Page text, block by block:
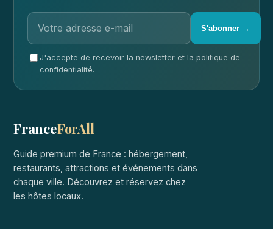
S'abonner →
J'accepte de recevoir la newsletter et la politique de
confidentialité.
FranceForAll
Guide premium de France : hébergement,
restaurants, attractions et événements dans
chaque ville. Découvrez et réservez chez
les hôtes locaux.